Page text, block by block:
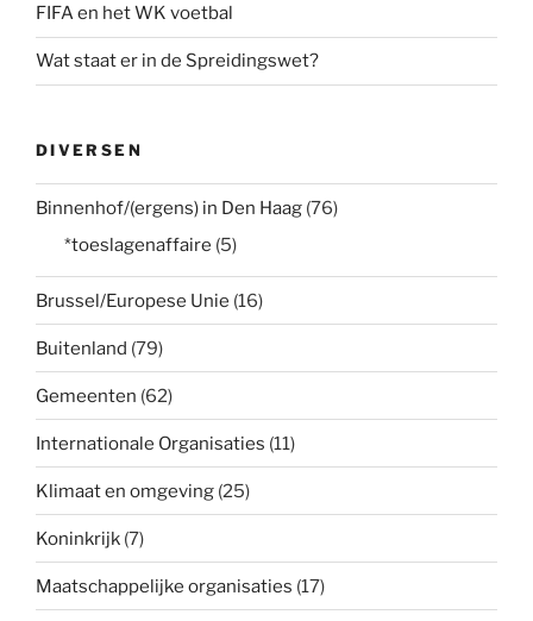
FIFA en het WK voetbal
Wat staat er in de Spreidingswet?
DIVERSEN
Binnenhof/(ergens) in Den Haag (76)
*toeslagenaffaire (5)
Brussel/Europese Unie (16)
Buitenland (79)
Gemeenten (62)
Internationale Organisaties (11)
Klimaat en omgeving (25)
Koninkrijk (7)
Maatschappelijke organisaties (17)